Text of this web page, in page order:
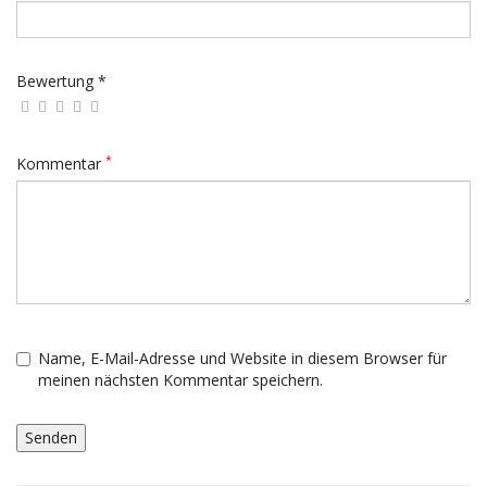
Bewertung *
Kommentar *
Name, E-Mail-Adresse und Website in diesem Browser für
meinen nächsten Kommentar speichern.